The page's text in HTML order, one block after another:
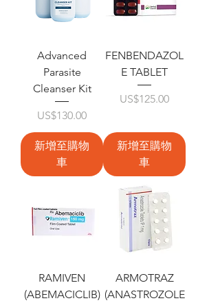
Advanced
Parasite
Cleanser Kit
價格
US$130.00
新增至購物
車
FENBENDAZOL
E TABLET
價格
US$125.00
新增至購物
車
RAMIVEN
(ABEMACICLIB)
ARMOTRAZ
(ANASTROZOLE